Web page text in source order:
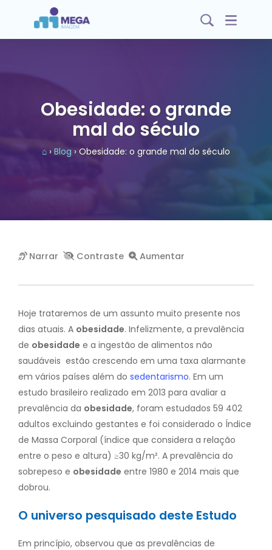
Obesidade: o grande
mal do século
⌂ › Blog › Obesidade: o grande mal do século
Hoje trataremos de um assunto muito presente nos
dias atuais. A obesidade. Infelizmente, a prevalência
de obesidade e a ingestão de alimentos não
saudáveis estão crescendo em uma taxa alarmante
em vários países além do sedentarismo. Em um
estudo brasileiro realizado em 2013 para avaliar a
prevalência da obesidade, foram estudados 59 402
adultos excluindo gestantes e foi considerado o Índice
de Massa Corporal (índice que considera a relação
entre o peso e altura) ≥30 kg/m². A prevalência do
sobrepeso e obesidade entre 1980 e 2014 mais que
dobrou.
O universo pesquisado deste Estudo
Em princípio, observou que as prevalências de